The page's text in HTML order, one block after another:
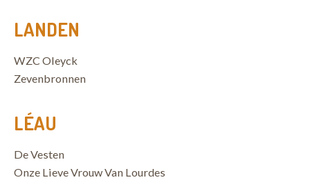
LANDEN
WZC Oleyck
Zevenbronnen
LÉAU
De Vesten
Onze Lieve Vrouw Van Lourdes